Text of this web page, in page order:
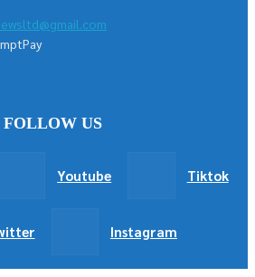
FOLLOW US
Youtube Tiktok
Instagram